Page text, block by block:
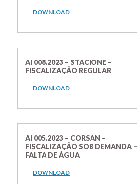
DOWNLOAD
AI 008.2023 – STACIONE –
FISCALIZAÇÃO REGULAR
DOWNLOAD
AI 005.2023 – CORSAN –
FISCALIZAÇÃO SOB DEMANDA –
FALTA DE ÁGUA
DOWNLOAD